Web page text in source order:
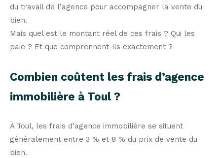
du travail de l’agence pour accompagner la vente du
bien.
Mais quel est le montant réel de ces frais ? Qui les
paie ? Et que comprennent-ils exactement ?
Combien coûtent les frais d’agence
immobilière à Toul ?
À Toul, les frais d’agence immobilière se situent
généralement entre 3 % et 8 % du prix de vente du
bien.